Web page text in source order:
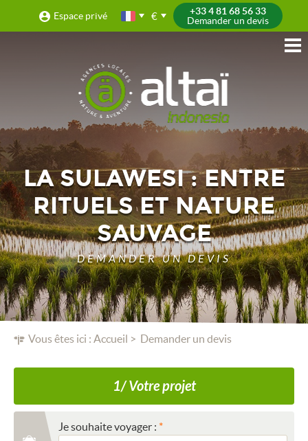
Espace privé €
+33 4 81 68 56 33
Demander un devis
Vous êtes ici : Accueil Demander un devis
LA SULAWESI : ENTRE
RITUELS ET NATURE
SAUVAGE
DEMANDER UN DEVIS
1/ Votre projet
Je souhaite voyager :